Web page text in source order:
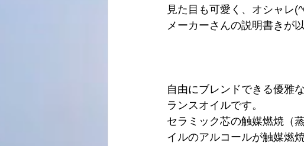
見た目も可愛く、オシャレ
メーカーさんの説明書きが
自由にブレンドできる優雅
ランスオイルです。
セラミック芯の触媒燃焼（
イルのアルコールが触媒燃